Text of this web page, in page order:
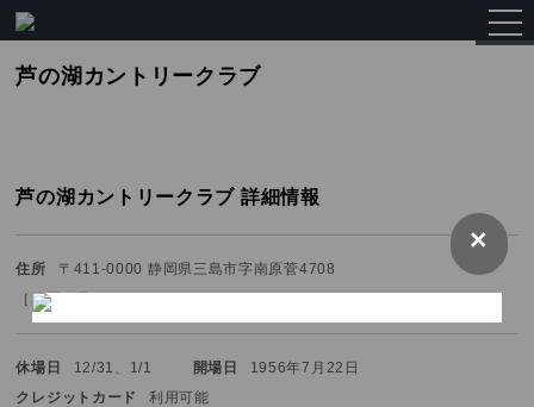
×
芦の湖カントリークラブ
芦の湖カントリークラブ 詳細情報
住所
〒411-0000 静岡県三島市字南原菅4708
［地図を見る
休場日 12/31、1/1 開場日
1956年7月22日
クレジットカード
利用可能